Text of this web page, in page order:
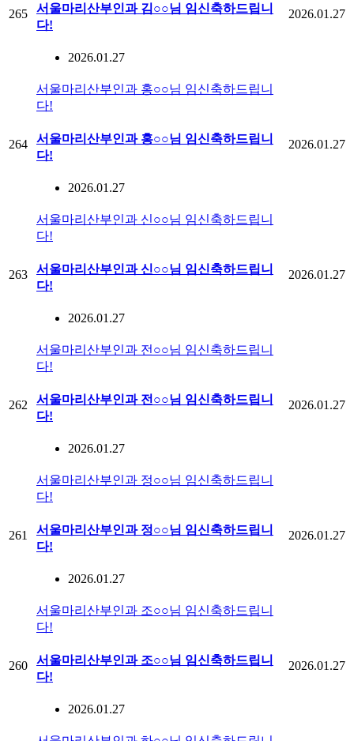
265
서울마리산부인과 김○○님 임신축하드립니
다!
2026.01.27
2026.01.27
264
서울마리산부인과 홍○○님 임신축하드립니
다!
서울마리산부인과 홍○○님 임신축하드립니
다!
2026.01.27
2026.01.27
263
서울마리산부인과 신○○님 임신축하드립니
다!
서울마리산부인과 신○○님 임신축하드립니
다!
2026.01.27
2026.01.27
262
서울마리산부인과 전○○님 임신축하드립니
다!
서울마리산부인과 전○○님 임신축하드립니
다!
2026.01.27
2026.01.27
261
서울마리산부인과 정○○님 임신축하드립니
다!
서울마리산부인과 정○○님 임신축하드립니
다!
2026.01.27
2026.01.27
260
서울마리산부인과 조○○님 임신축하드립니
다!
서울마리산부인과 조○○님 임신축하드립니
다!
2026.01.27
2026.01.27